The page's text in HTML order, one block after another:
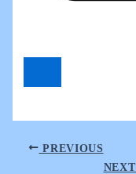
PREVIOUS
NEXT